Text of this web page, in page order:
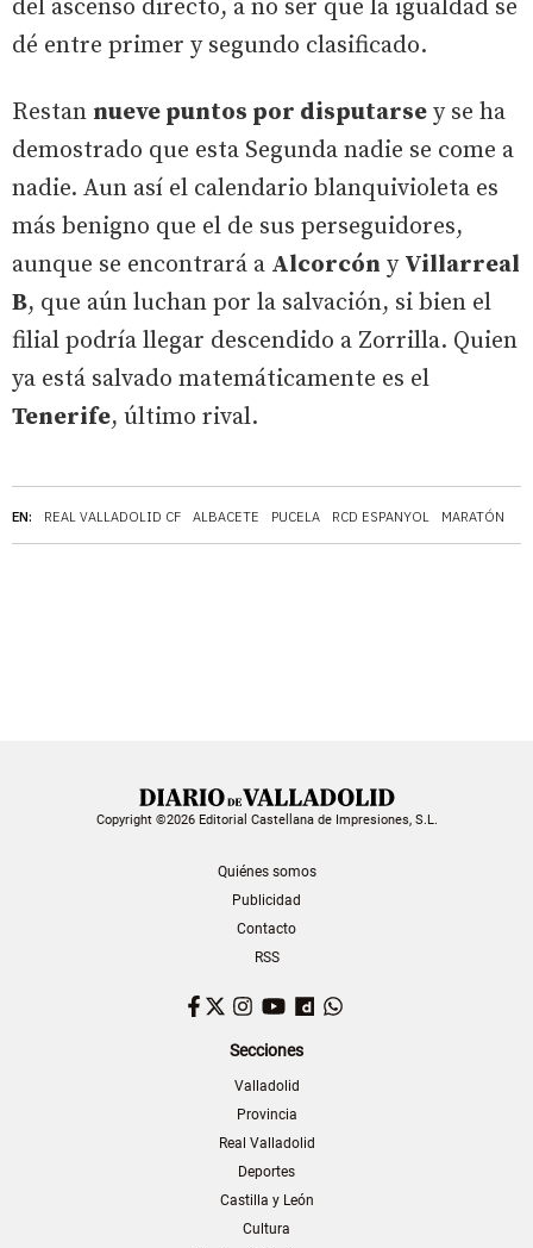
EN: REAL VALLADOLID CF ALBACETE PUCELA RCD ESPANYOL MARATÓN
del ascenso directo, a no ser que la igualdad se
dé entre primer y segundo clasificado.
Restan nueve puntos por disputarse y se ha
demostrado que esta Segunda nadie se come a
nadie. Aun así el calendario blanquivioleta es
más benigno que el de sus perseguidores,
aunque se encontrará a Alcorcón y Villarreal
B, que aún luchan por la salvación, si bien el
filial podría llegar descendido a Zorrilla. Quien
ya está salvado matemáticamente es el
Tenerife, último rival.
Copyright ©2026 Editorial Castellana de Impresiones, S.L.
Quiénes somos
Publicidad
Contacto
RSS
Facebook
TwitterInstagram
YouTubeDailymotion
Secciones
Valladolid
Provincia
Real Valladolid
Deportes
Castilla y León
Cultura